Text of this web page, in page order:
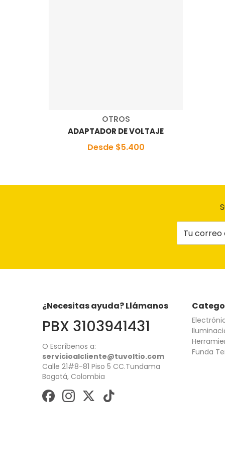
Proveedor:
OTROS
ADAPTADOR DE VOLTAJE
Desde $5.400
¿Necesitas ayuda? Llámanos
PBX 3103941431
O Escríbenos a:
servicioalcliente@tuvoltio.com
Calle 21#8-81 Piso 5 CC.Tundama
Bogotá, Colombia
Funda